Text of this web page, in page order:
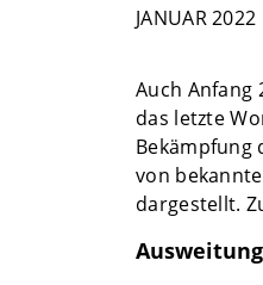
JANUAR 2022
Auch Anfang
das letzte
Bekämpfung
von
dargestellt.